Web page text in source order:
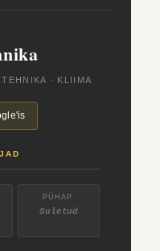
· KLIIMA
PÜHAP.
Suletud